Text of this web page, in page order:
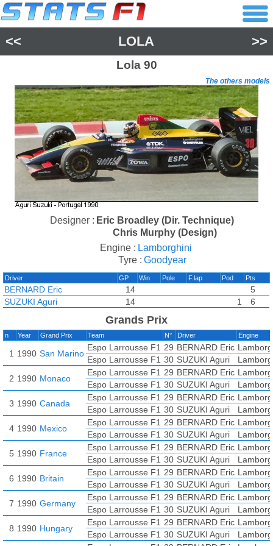
<< LOLA >>
Lola90
The others models
Designer : Eric Broadley (Dir. Technique)
Chris Murphy (Design)
Engine : Lamborghini
Tyre : Goodyear
Driver GP Win Pole F.lap Pod Pts
BERNARD Eric 14
5
SUZUKI Aguri
14 1 6
Grands Prix
n Year Grand Prix Team N° Driver Engine
1 1990 San Marino
Espo Larrousse F1 29 BERNARD Eric
Espo Larrousse F1 30 SUZUKI Aguri
2 1990 Monaco
Espo Larrousse F1 29 BERNARD Eric
Espo Larrousse F1 30 SUZUKI Aguri
3 1990 Canada
Espo Larrousse F1 29 BERNARD Eric
Espo Larrousse F1 30 SUZUKI Aguri
4 1990 Mexico
Espo Larrousse F1 29 BERNARD Eric
Espo Larrousse F1 30 SUZUKI Aguri
5 1990 France
Espo Larrousse F1 29 BERNARD Eric
Espo Larrousse F1 30 SUZUKI Aguri
6 1990 Britain
Espo Larrousse F1 29 BERNARD Eric
Espo Larrousse F1 30 SUZUKI Aguri
7 1990 Germany
Espo Larrousse F1 29 BERNARD Eric
Espo Larrousse F1 30 SUZUKI Aguri
8 1990 Hungary
Espo Larrousse F1 29 BERNARD Eric
Espo Larrousse F1 30 SUZUKI Aguri